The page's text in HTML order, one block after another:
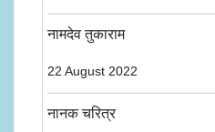
नामदेव तुकाराम
22 August 2022
नानक चरित्र